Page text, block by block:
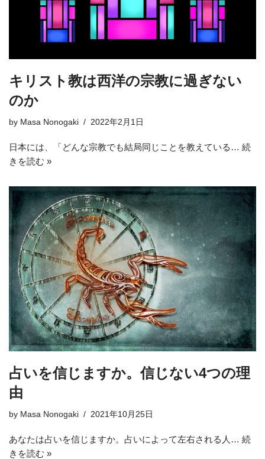
キリスト教は西洋の宗教に過ぎない
のか
by Masa Nonogaki 2022年2月1日
日本には、「どんな宗教でも結局同じことを教えている… 続
きを読む »
占いを信じますか。信じない4つの理
由
by Masa Nonogaki 2021年10月25日
あなたは占いを信じますか。占いによって左右される人… 続
きを読む »